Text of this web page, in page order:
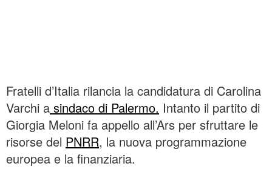
Fratelli d’Italia rilancia la candidatura di Carolina
Varchi a sindaco di Palermo. Intanto il partito di
Giorgia Meloni fa appello all’Ars per sfruttare le
risorse del PNRR, la nuova programmazione
europea e la finanziaria.